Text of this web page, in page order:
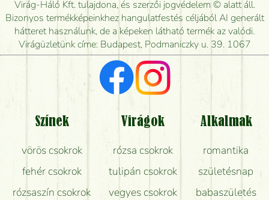
Mennyire gyorsan tudják elkészíteni a csokrot, és
mikor tudják leghamarabb kiszállítani?
Vörös rózsát keresek, van önöknél?
Milyen visszajelzést kapok a virágküldésről?
Tényleg azt kapom, ami a képen van?
Mit kell tudni a virágcsokrok szállításáról?
Hogy marad a lehető legtovább friss a csokor?
Tudok adventi koszorút vásárolni boltban?
Virág-Háló Kft. tulajdona, és szerzői jogvédelem © alatt áll.
Bizonyos termékképeinkhez hangulatfestés céljából AI generált
hátteret használunk, de a képeken látható termék az valódi.
Virágüzletünk címe: Budapest, Podmaniczky u. 39. 1067
Színek
vörös csokrok
fehér csokrok
rózsaszín csokrok
Virágok
rózsa csokrok
tulipán csokrok
vegyes csokrok
Alkalmak
romantika
születésnap
babaszületés